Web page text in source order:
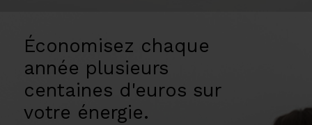
Économisez chaque
année plusieurs
centaines d'euros sur
votre énergie.